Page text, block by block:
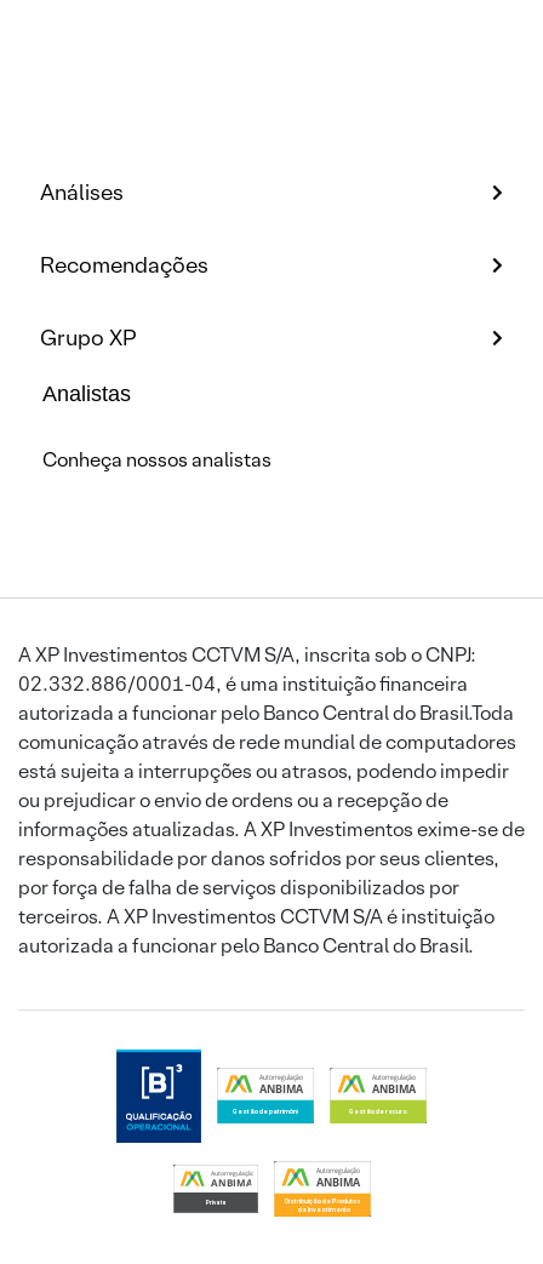
Análises
Recomendações
Grupo XP
Analistas
Conheça nossos analistas
A XP Investimentos CCTVM S/A, inscrita sob o CNPJ:
02.332.886/0001-04, é uma instituição financeira
autorizada a funcionar pelo Banco Central do Brasil.Toda
comunicação através de rede mundial de computadores
está sujeita a interrupções ou atrasos, podendo impedir
ou prejudicar o envio de ordens ou a recepção de
informações atualizadas. A XP Investimentos exime-se de
responsabilidade por danos sofridos por seus clientes,
por força de falha de serviços disponibilizados por
terceiros. A XP Investimentos CCTVM S/A é instituição
autorizada a funcionar pelo Banco Central do Brasil.